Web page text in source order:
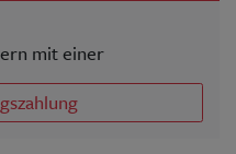
mit einer